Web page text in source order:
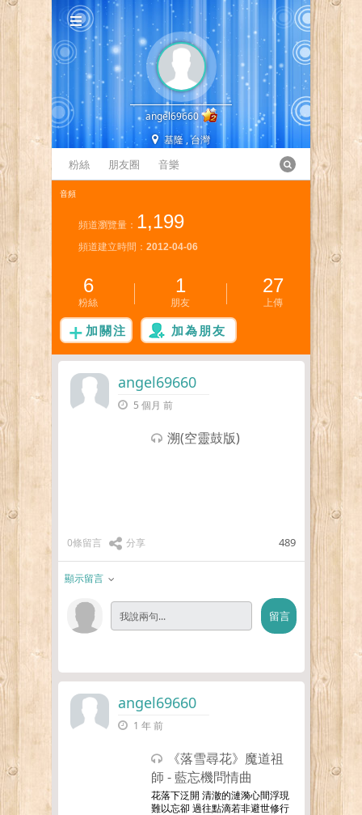
angel69660
基隆 , 台灣
粉絲 朋友圈 音樂
音頻
頻道瀏覽量： 1,199
頻道建立時間： 2012-04-06
6
粉絲
1
朋友
27
上傳
加關注 加為朋友
angel69660
5 個月 前
溯(空靈鼓版)
0條留言 分享 489
顯示留言
angel69660
1 年 前
《落雪尋花》魔道祖
師 - 藍忘機問情曲
花落下泛開 清澈的漣漪心間浮現
難以忘卻 過往點滴若非避世修行